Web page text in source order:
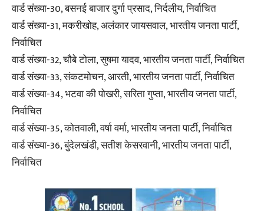
वार्ड संख्या-30, बसनई बाजार दुर्गा प्रसाद, निर्दलीय, निर्वाचित
वार्ड संख्या-31, मकरीखोह, अलंकार जायसवाल, भारतीय जनता पार्टी,
निर्वाचित
वार्ड संख्या-32, चौबे टोला, सुषमा यादव, भारतीय जनता पार्टी, निर्वाचित
वार्ड संख्या-33, संकटमोचन, आरती, भारतीय जनता पार्टी, निर्वाचित
वार्ड संख्या-34, भटवा की पोखरी, सरिता गुप्ता, भारतीय जनता पार्टी,
निर्वाचित
वार्ड संख्या-35, कोतवाली, वर्षा वर्मा, भारतीय जनता पार्टी, निर्वाचित
वार्ड संख्या-36, बुंदेलखंडी, सतीश केसरवानी, भारतीय जनता पार्टी,
निर्वाचित